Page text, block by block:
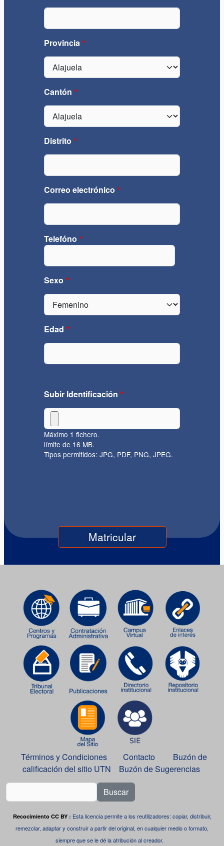
Provincia
Cantón
Distrito
Correo electrónico
Telefóno
Sexo
Edad
Subir Identificación
Máximo 1 fichero.
límite de 16 MB.
Tipos permitidos: JPG, PDF, PNG, JPEG.
Términos y Condiciones Contacto
Buzón de
calificación del sitio UTN
Buzón de Sugerencias
Buscar
Recocimiento CC BY : Esta licencia permite a los reutilizadores: copiar, distribuir,
remezclar, adaptar y construir a partir del original, en cualquier medio o formato,
siempre que se le dé la atribución al creador.